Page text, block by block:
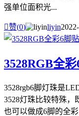
强单位面积光...
赞(0) liyin
3528RGB全
3528rgb6脚灯珠是
3528灯珠比较特殊，
也可以做成6脚的全